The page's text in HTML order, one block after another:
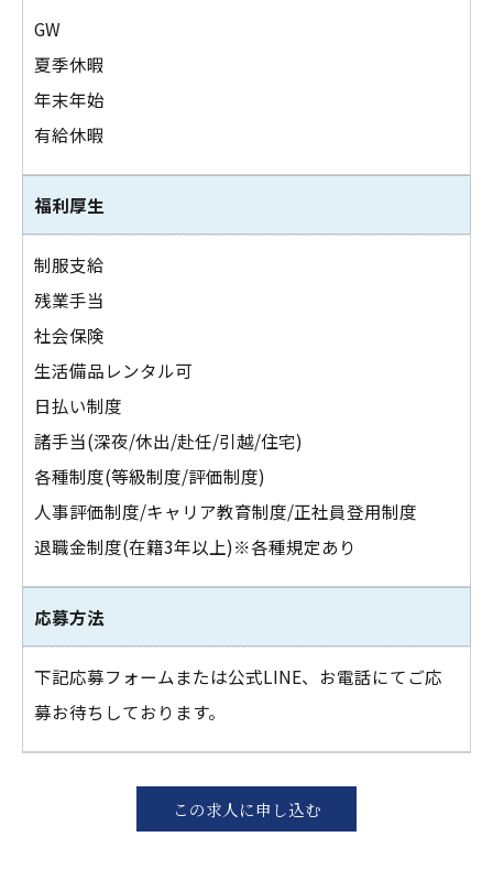
GW
夏季休暇
年末年始
有給休暇
福利厚生
制服支給
残業手当
社会保険
生活備品レンタル可
日払い制度
諸手当(深夜/休出/赴任/引越/住宅)
各種制度(等級制度/評価制度)
人事評価制度/キャリア教育制度/正社員登用制度
退職金制度(在籍3年以上)※各種規定あり
応募方法
下記応募フォームまたは公式LINE、お電話にてご応
募お待ちしております。
この求人に申し込む